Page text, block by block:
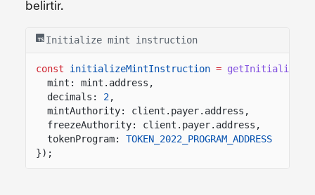
belirtir.
Initialize mint instruction
const initializeMintInstruction =
mint: mint.address,
decimals:
2,
mintAuthority: client.payer.address,
freezeAuthority: client.payer.address,
tokenProgram:
TOKEN_2022_PROGRAM_ADDRESS
});